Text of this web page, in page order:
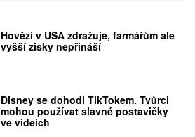
Hovězí v USA zdražuje, farmářům ale
vyšší zisky nepřináší
Disney se dohodl TikTokem. Tvůrci
mohou používat slavné postavičky
ve videích